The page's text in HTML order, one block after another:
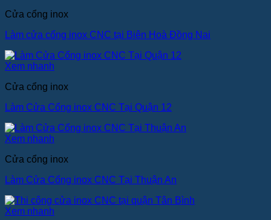
Cửa cổng inox
Làm cửa cổng inox CNC tại Biên Hoà Đồng Nai
Xem nhanh
Cửa cổng inox
Làm Cửa Cổng inox CNC Tại Quận 12
Xem nhanh
Cửa cổng inox
Làm Cửa Cổng inox CNC Tại Thuận An
Xem nhanh